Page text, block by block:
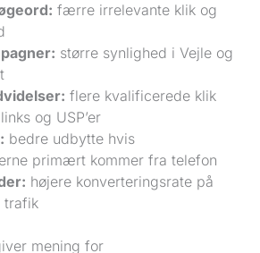
færre irrelevante klik og
større synlighed i Vejle og
flere kvalificerede klik
og USP’er
bedre udbytte hvis
primært kommer fra telefon
højere konverteringsrate på
trafik
mening for